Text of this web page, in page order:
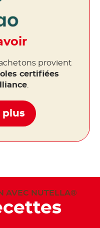
provient
certifiées
.
plus
AVEC NUTELLA®